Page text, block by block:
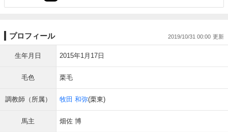
プロフィール 2019/10/31 00:00
生年月日 2015年1月17日
毛色 栗毛
調教師（所属） 牧田 和弥(栗東)
馬主 畑佐 博